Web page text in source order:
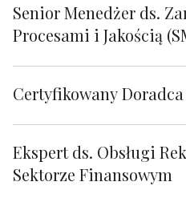
Senior Menedżer ds.
Procesami i Jakością
Certyfikowany Doradca
Ekspert ds. Obsługi
Sektorze Finansowym